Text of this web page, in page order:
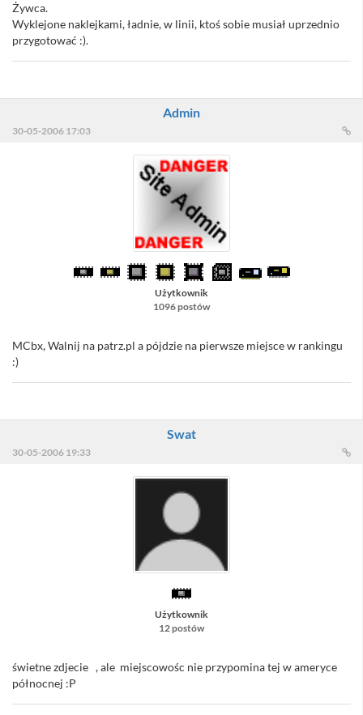
Żywca.
Wyklejone naklejkami, ładnie, w linii, ktoś sobie musiał uprzednio
przygotować :).
Admin
30-05-2006 17:03
Użytkownik
1096 postów
MCbx, Walnij na patrz.pl a pójdzie na pierwsze miejsce w rankingu
:)
Swat
30-05-2006 19:33
Użytkownik
12 postów
świetne zdjecie , ale miejscowośc nie przypomina tej w ameryce
północnej :P